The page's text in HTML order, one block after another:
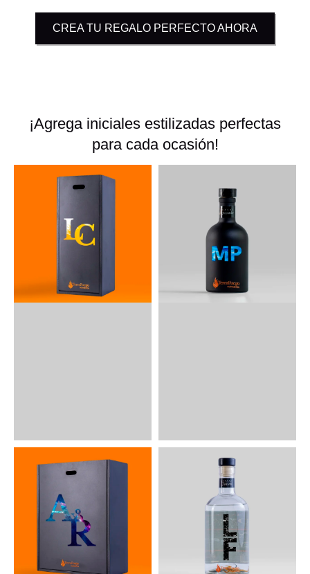
CREA TU REGALO PERFECTO AHORA
¡Agrega iniciales estilizadas perfectas
para cada ocasión!